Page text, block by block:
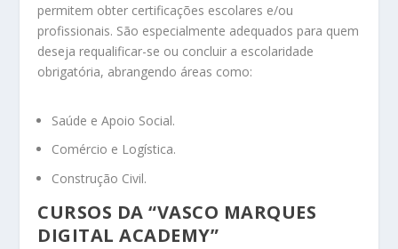
permitem obter certificações escolares e/ou
profissionais. São especialmente adequados para quem
deseja requalificar-se ou concluir a escolaridade
obrigatória, abrangendo áreas como:
Saúde e Apoio Social.
Comércio e Logística.
Construção Civil.
CURSOS DA “VASCO MARQUES
DIGITAL ACADEMY”